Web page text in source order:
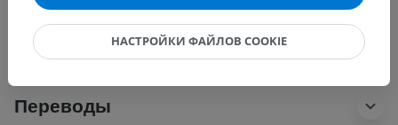
Анатомия человека 1
Переводы
НАСТРОЙКИ ФАЙЛОВ COOKIE